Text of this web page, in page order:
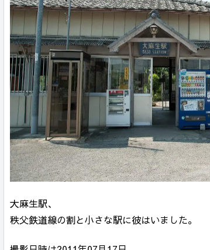
大麻生駅、
秩父鉄道線の割と小さな駅に彼はいました。